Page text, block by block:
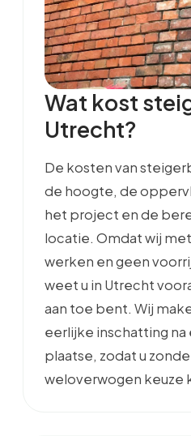
Wat kost
Utrecht?
De kosten van
de hoogte, de
het project en de
locatie. Omdat wij
werken en geen
weet u in Utrecht
aan toe bent. Wij
eerlijke inschatting
plaatse, zodat u
weloverwogen keuze